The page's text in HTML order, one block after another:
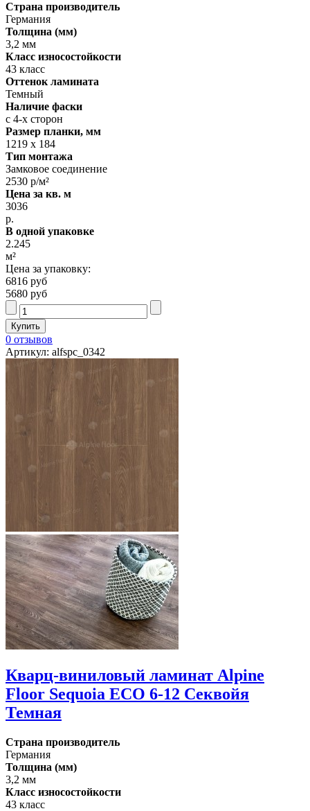
Страна производитель
Германия
Толщина (мм)
3,2 мм
Класс износостойкости
43 класс
Оттенок ламината
Темный
Наличие фаски
с 4-х сторон
Размер планки, мм
1219 х 184
Тип монтажа
Замковое соединение
2530 р/м²
Цена за кв. м
3036
р.
В одной упаковке
2.245
м²
Цена за упаковку:
6816 руб
5680 руб
0 отзывов
Артикул: alfspc_0342
Кварц-виниловый ламинат Alpine
Floor Sequoia ECO 6-12 Секвойя
Темная
Страна производитель
Германия
Толщина (мм)
3,2 мм
Класс износостойкости
43 класс